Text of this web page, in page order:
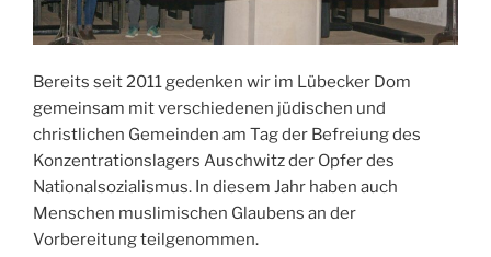
Bereits seit 2011 gedenken wir im Lübecker Dom
gemeinsam mit verschiedenen jüdischen und
christlichen Gemeinden am Tag der Befreiung des
Konzentrationslagers Auschwitz der Opfer des
Nationalsozialismus. In diesem Jahr haben auch
Menschen muslimischen Glaubens an der
Vorbereitung teilgenommen.